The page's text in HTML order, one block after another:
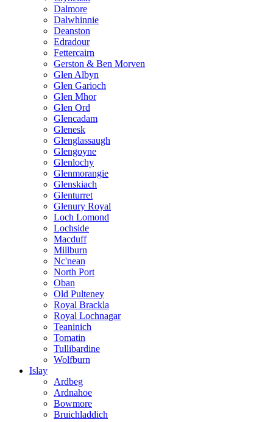
Dalmore
Dalwhinnie
Deanston
Edradour
Fettercairn
Gerston & Ben Morven
Glen Albyn
Glen Garioch
Glen Mhor
Glen Ord
Glencadam
Glenesk
Glenglassaugh
Glengoyne
Glenlochy
Glenmorangie
Glenskiach
Glenturret
Glenury Royal
Loch Lomond
Lochside
Macduff
Millburn
Nc'nean
North Port
Oban
Old Pulteney
Royal Brackla
Royal Lochnagar
Teaninich
Tomatin
Tullibardine
Wolfburn
Islay
Ardbeg
Ardnahoe
Bowmore
Bruichladdich